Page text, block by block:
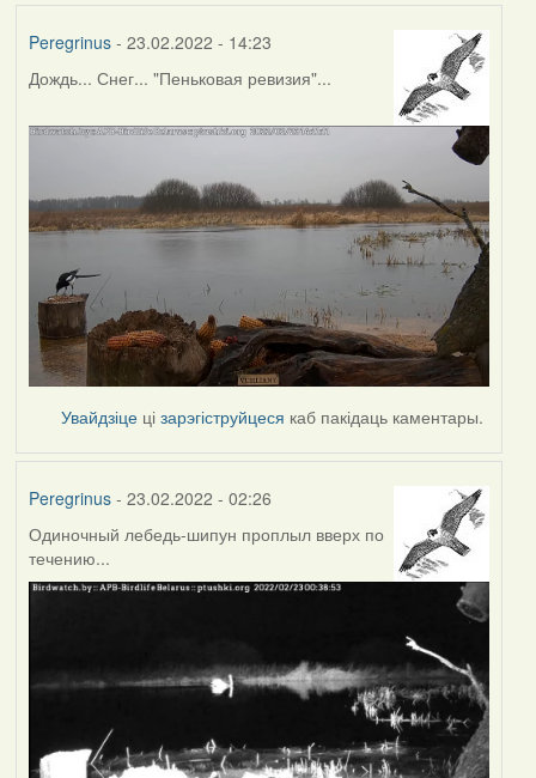
Peregrinus- 23.02.2022 - 14:23
Дождь... Снег... "Пеньковая ревизия"...
Увайдзіце цізарэгіструйцеся каб пакідаць каментары.
Peregrinus- 23.02.2022 - 02:26
Одиночный лебедь-шипун проплыл вверх по
течению...